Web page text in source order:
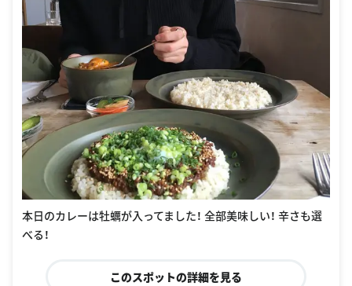
本日のカレーは牡蠣が入ってました！ 全部美味しい！ 辛さも選
べる！
このスポットの詳細を見る